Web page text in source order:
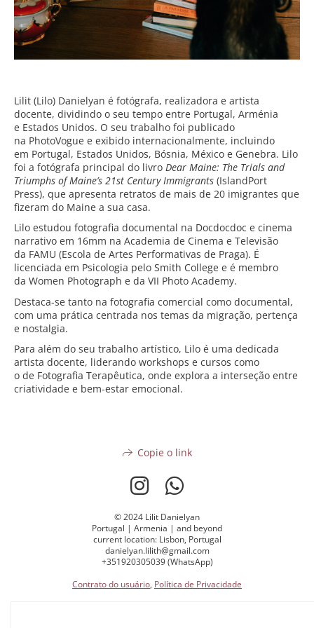
Lilit (Lilo) Danielyan é fotógrafa, realizadora e artista
docente, dividindo o seu tempo entre Portugal, Arménia
e Estados Unidos. O seu trabalho foi publicado
na PhotoVogue e exibido internacionalmente, incluindo
em Portugal, Estados Unidos, Bósnia, México e Genebra. Lilo
foi a fotógrafa principal do livro Dear Maine: The Trials and
Triumphs of Maine’s 21st Century Immigrants (IslandPort
Press), que apresenta retratos de mais de 20 imigrantes que
fizeram do Maine a sua casa.
Lilo estudou fotografia documental na Docdocdoc e cinema
narrativo em 16mm na Academia de Cinema e Televisão
da FAMU (Escola de Artes Performativas de Praga). É
licenciada em Psicologia pelo Smith College e é membro
da Women Photograph e da VII Photo Academy.
Destaca-se tanto na fotografia comercial como documental,
com uma prática centrada nos temas da migração, pertença
e nostalgia.
Para além do seu trabalho artístico, Lilo é uma dedicada
artista docente, liderando workshops e cursos como
o de Fotografia Terapêutica, onde explora a interseção entre
criatividade e bem-estar emocional.
Copie o link
© 2024 Lilit Danielyan
Portugal | Armenia | and beyond
current location: Lisbon, Portugal
danielyan.lilith@gmail.com
+351920305039 (WhatsApp)
Contrato do usuário, Política de Privacidade